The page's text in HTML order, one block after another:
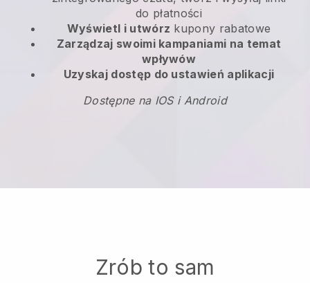
do płatności
Wyświetl i utwórz kupony rabatowe
Zarządzaj swoimi kampaniami na temat
wpływów
Uzyskaj dostęp do ustawień aplikacji
Dostępne na IOS i Android
Zrób to sam